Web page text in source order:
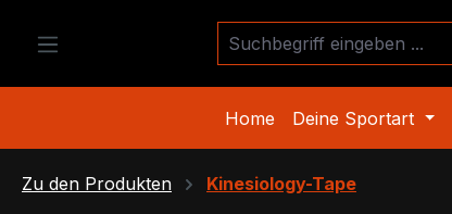
Zur Hauptnavigation springen
Home Deine Sportart
Zu den Produkten Kinesiology-Tape